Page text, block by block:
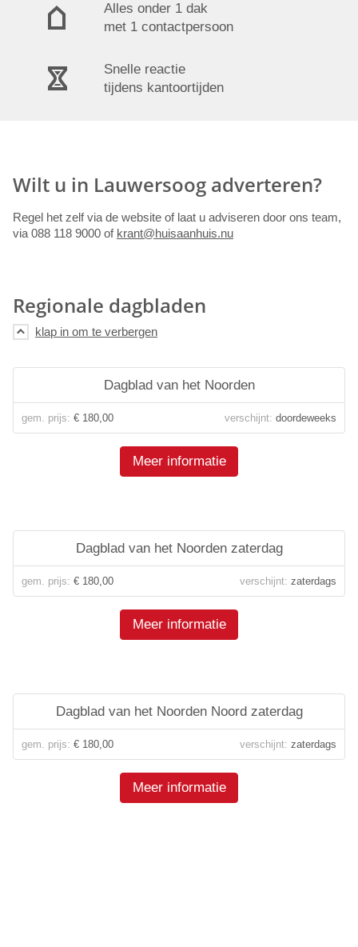
Alles onder 1 dak
met 1 contactpersoon
Snelle reactie
tijdens kantoortijden
Wilt u in Lauwersoog adverteren?
Regel het zelf via de website of laat u adviseren door ons team,
via 088 118 9000 of krant@huisaanhuis.nu
Regionale dagbladen
Dagblad van het Noorden
gem. prijs: € 180,00 verschijnt: doordeweeks
Meer informatie
Dagblad van het Noorden zaterdag
gem. prijs: € 180,00 verschijnt: zaterdags
Meer informatie
Dagblad van het Noorden Noord zaterdag
gem. prijs: € 180,00 verschijnt: zaterdags
Meer informatie